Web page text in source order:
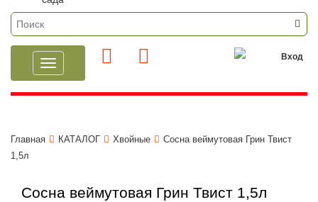
Вход
Toggle
navigation
Главная КАТАЛОГ Хвойные
Сосна веймутовая Грин Твист
1,5л
Сосна веймутовая Грин Твист 1,5л